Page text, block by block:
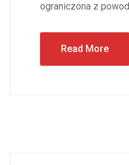
ograniczona z
Read More